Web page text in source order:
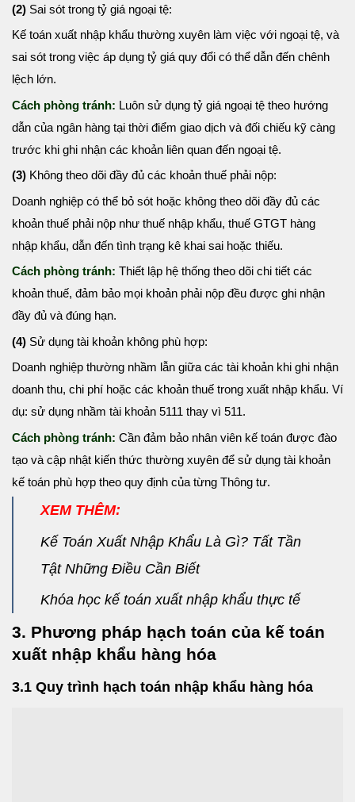
(2) Sai sót trong tỷ giá ngoại tệ:
Kế toán xuất nhập khẩu thường xuyên làm việc với ngoại tệ, và
sai sót trong việc áp dụng tỷ giá quy đổi có thể dẫn đến chênh
lệch lớn.
Cách phòng tránh: Luôn sử dụng tỷ giá ngoại tệ theo hướng
dẫn của ngân hàng tại thời điểm giao dịch và đối chiếu kỹ càng
trước khi ghi nhận các khoản liên quan đến ngoại tệ.
(3) Không theo dõi đầy đủ các khoản thuế phải nộp:
Doanh nghiệp có thể bỏ sót hoặc không theo dõi đầy đủ các
khoản thuế phải nộp như thuế nhập khẩu, thuế GTGT hàng
nhập khẩu, dẫn đến tình trạng kê khai sai hoặc thiếu.
Cách phòng tránh: Thiết lập hệ thống theo dõi chi tiết các
khoản thuế, đảm bảo mọi khoản phải nộp đều được ghi nhận
đầy đủ và đúng hạn.
(4) Sử dụng tài khoản không phù hợp:
Doanh nghiệp thường nhầm lẫn giữa các tài khoản khi ghi nhận
doanh thu, chi phí hoặc các khoản thuế trong xuất nhập khẩu. Ví
dụ: sử dụng nhầm tài khoản 5111 thay vì 511.
Cách phòng tránh: Cần đảm bảo nhân viên kế toán được đào
tạo và cập nhật kiến thức thường xuyên để sử dụng tài khoản
kế toán phù hợp theo quy định của từng Thông tư.
XEM THÊM:
Kế Toán Xuất Nhập Khẩu Là Gì? Tất Tần
Tật Những Điều Cần Biết
Khóa học kế toán xuất nhập khẩu thực tế
3. Phương pháp hạch toán của kế toán
xuất nhập khẩu hàng hóa
3.1 Quy trình hạch toán nhập khẩu hàng hóa